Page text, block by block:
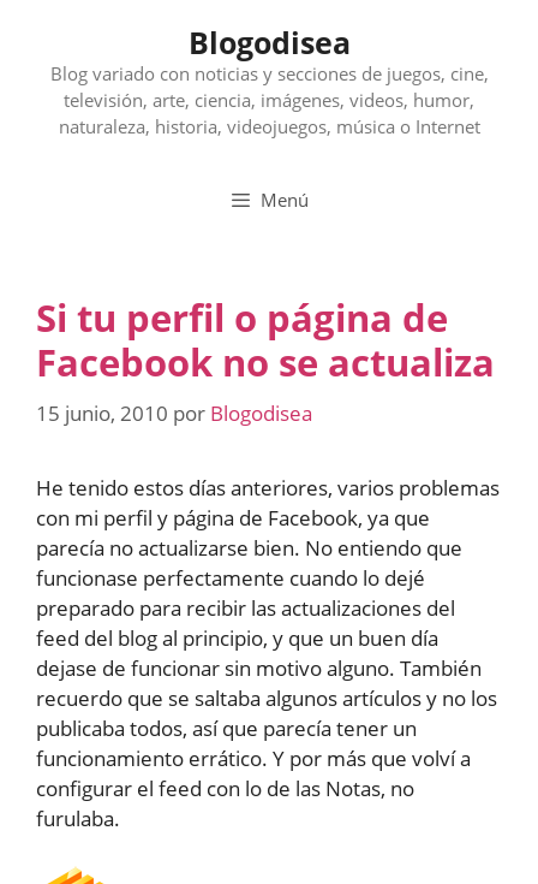
contenido
Blogodisea
Blog variado con noticias y secciones de juegos, cine,
televisión, arte, ciencia, imágenes, videos, humor,
naturaleza, historia, videojuegos, música o Internet
Menú
Si tu perfil o página de
Facebook no se actualiza
15 junio, 2010 por Blogodisea
He tenido estos días anteriores, varios problemas
con mi perfil y página de Facebook, ya que
parecía no actualizarse bien. No entiendo que
funcionase perfectamente cuando lo dejé
preparado para recibir las actualizaciones del
feed del blog al principio, y que un buen día
dejase de funcionar sin motivo alguno. También
recuerdo que se saltaba algunos artículos y no los
publicaba todos, así que parecía tener un
funcionamiento errático. Y por más que volví a
configurar el feed con lo de las Notas, no
furulaba.